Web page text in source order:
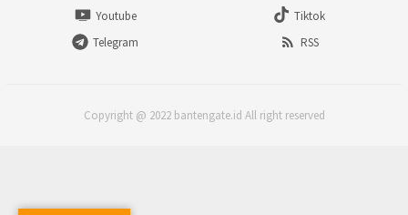
Youtube
Tiktok
Telegram
RSS
Copyright @ 2022 bantengate.id All right reserved